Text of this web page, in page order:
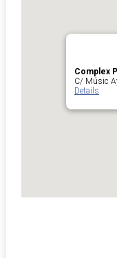
Complex
C/ Músic
Details